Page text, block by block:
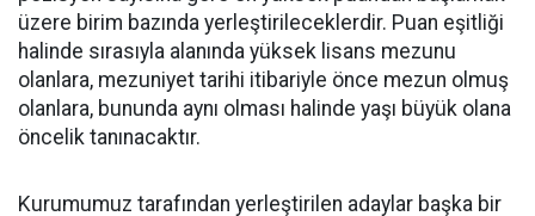
üzere birim bazında yerleştirileceklerdir. Puan eşitliği
halinde sırasıyla alanında yüksek lisans mezunu
olanlara, mezuniyet tarihi itibariyle önce mezun olmuş
olanlara, bununda aynı olması halinde yaşı büyük olana
öncelik tanınacaktır.
Kurumumuz tarafından yerleştirilen adaylar başka bir